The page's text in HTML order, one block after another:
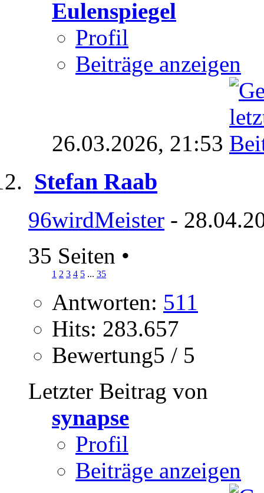
Eulenspiegel
Profil
Beiträge anzeigen
26.03.2026, 21:53
Stefan Raab
96wirdMeister -
35 Seiten •
1 2 3 4 5 ... 35
Antworten: 511
Hits: 283.657
Bewertung5 / 5
Letzter Beitrag von
synapse
Profil
Beiträge anzeigen